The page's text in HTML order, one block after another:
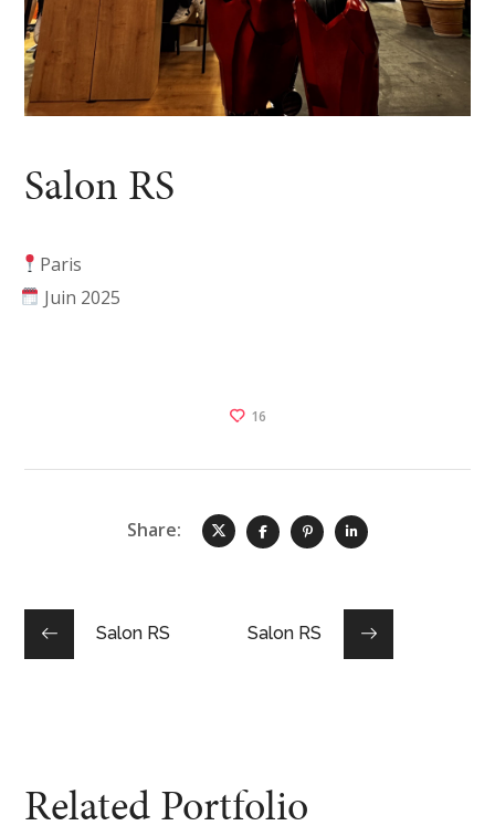
Salon RS
Paris
Juin 2025
16
Share:
Salon RS Salon RS
Related Portfolio